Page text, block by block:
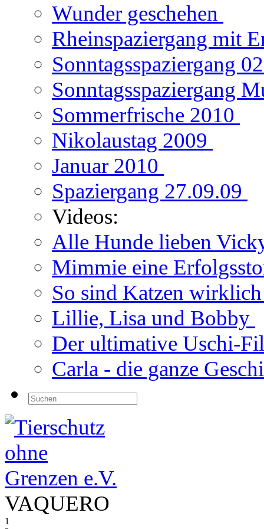
Wunder geschehen
Rheinspaziergang mit
Sonntagsspaziergang
Sonntagsspaziergang
Sommerfrische 2010
Nikolaustag 2009
Januar 2010
Spaziergang 27.09.09
Videos:
Alle Hunde lieben
Mimmie eine
So sind Katzen
Lillie, Lisa und Bobby
Der ultimative Uschi-
Carla - die ganze
VAQUERO
1